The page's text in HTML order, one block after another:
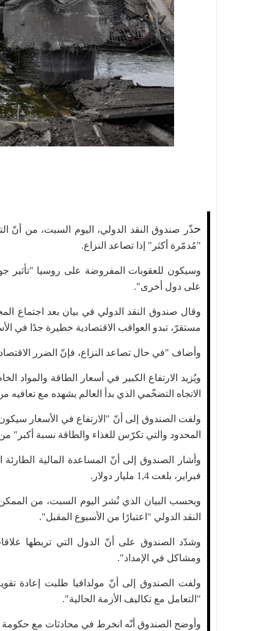
حذّر صندوق النقد الدولي، اليوم السبت، من أنّ
"مُدمّرة أكثر" إذا تصاعد النزاع.
وسيكون للعقوبات المفروضة على روسيا "تأثير
على دول أخرى".
وقال صندوق النقد الدولي في بيان بعد اجتماع
مستقرّ، تبدو العواقب الاقتصادية خطيرة جدًا في
وأضاف "في حال تصاعد النزاع، فإنّ الضرر
الاتجاه التضخّمي الذي بدأ العالم يشهده مع تعافيه
ولفت الصندوق إلى أنّ "الارتفاع في الأسعار
المحدود والتي تكرّس للغذاء والطاقة نسبة أكبر"
فبراير، بلغت 1,4 مليار دولار.
وبحسب البيان الذي نُشر اليوم السبت، من
النقد الدولي "اعتبارًا من الأسبوع المقبل".
وشدّد الصندوق على أنّ الدول التي تربطها
ومشاكل في الإمداد".
ولفت الصندوق إلى أنّ مولدافيا طلبت إعادة
"التعامل مع تكاليف الأزمة الحالية".
وأوضح الصندوق أنّه انخرط في محادثات مع حكومة